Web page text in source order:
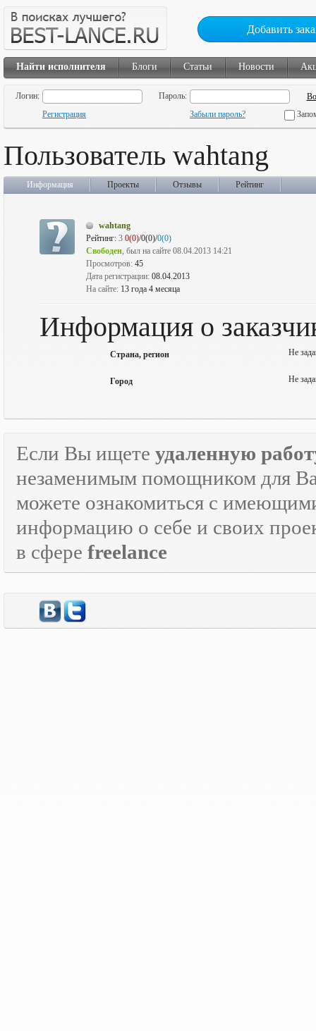
Добавить
Найти исполнителя Блоги Статьи Новости
Логин:
Пароль:
Регистрация
Забыли пароль?
Пользователь wahtang
Информация Проекты Отзывы Рейтинг
wahtang
Рейтинг: 3 0(0)/0(0)/0(0)
Свободен, был на сайте 08.04.2013 14:21
Просмотров: 45
Дата регистрации: 08.04.2013
На сайте: 13 года 4 месяца
Информация о
Страна, регион Не
Город Не
Если Вы ищете удаленную
незаменимым помощником для
можете ознакомиться с
информацию о себе и своих
в сфере freelance